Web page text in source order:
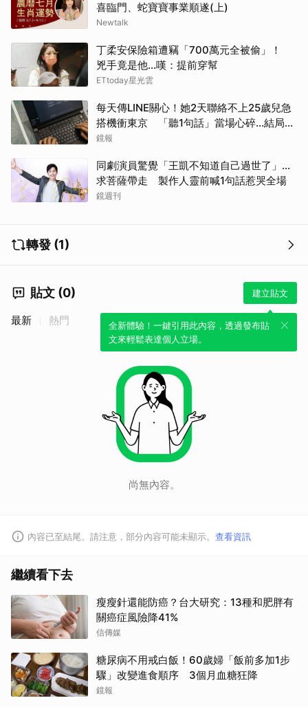
喜臨門、蛇寶寶事業順遂(上)
Newtalk
丁柔安保險箱遭竊「700萬元全被偷」！
兇手竟是他...嘆：提前穿幫
ETtoday星光雲
每天傳LINE關心！她2天聯絡不上25歲兒急
搭機衝東京 「聽1句話」當場心碎...結局看
哭網
鏡報
同劇演員驚覺「王凱不知道自己過世了」...
求菩薩帶走 製作人靈前喊1句話惹哭全場
鏡週刊
轉發 (1)
貼文 (0) 建立貼文
全新體驗！一鍵引用此內容，透過發布貼
文來輕鬆表達個人立場。
最新 熱門
尚無內容。
內容已至結尾。請注意，部分內容可能未顯示。 查看資訊
繼續看下去
瘦瘦針還能防癌？台大研究：13種和肥胖有
關癌症風險降41%
信傳媒
糖尿病不用戒白飯！60歲婦「飯前多加1步
驟」改變進食順序 3個月血糖狂降
鏡報
取消